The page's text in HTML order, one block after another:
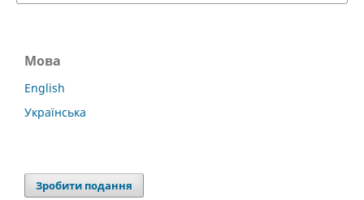
Мова
English
Українська
Зробити подання